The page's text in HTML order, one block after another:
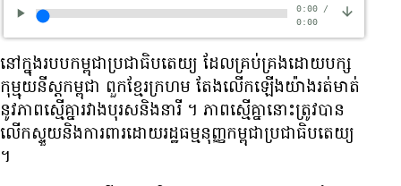
0:00/
0:00
នៅ​ក្នុង​របប​កម្ពុជា​ប្រជាធិបតេយ្យ ដែល​គ្រប់គ្រង​ដោយ​បក្ស​
កុម្មុយនីស្ត​កម្ពុជា ពួក​ខ្មែរក្រហម តែង​លើក​ឡើង​យ៉ាង​រត់មាត់​
នូវ​ភាព​ស្មើគ្នា​រវាង​បុរស​និង​នារី ។ ភាព​ស្មើគ្នា​នោះ​ត្រូវ​បាន​
លើកស្ទួយ​និង​ការពារ​ដោយ​រដ្ឋ​ធម្មនុញ្ញ​កម្ពុជា​ប្រជាធិបតេយ្យ
។